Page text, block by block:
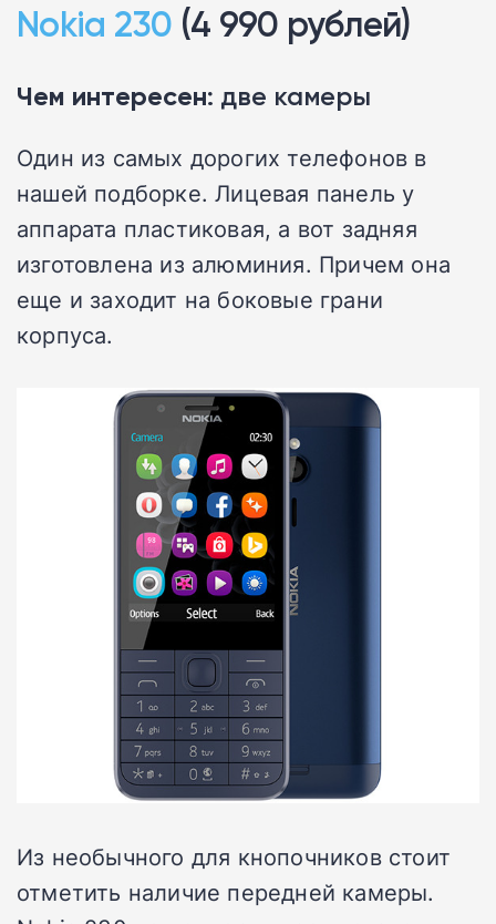
Nokia 230 (4 990 рублей)
Чем интересен: две камеры
Один из самых дорогих телефонов в
нашей подборке. Лицевая панель у
аппарата пластиковая, а вот задняя
изготовлена из алюминия. Причем она
еще и заходит на боковые грани
корпуса.
Из необычного для кнопочников стоит
отметить наличие передней камеры.